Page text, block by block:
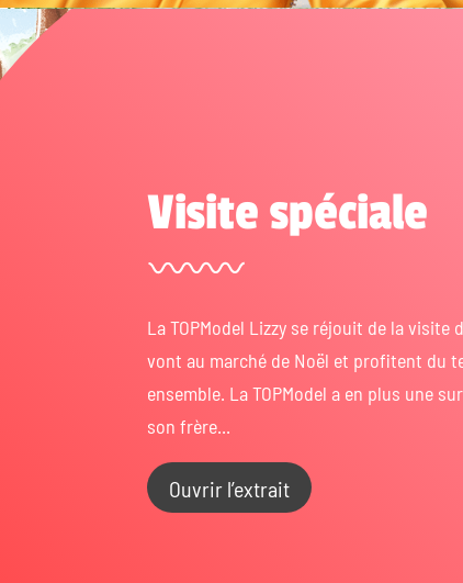
Visite spéciale
La TOPModel Lizzy se réjouit de la visite
vont au marché de Noël et profitent du
ensemble. La TOPModel a en plus une
son frère...
Ouvrir l’extrait